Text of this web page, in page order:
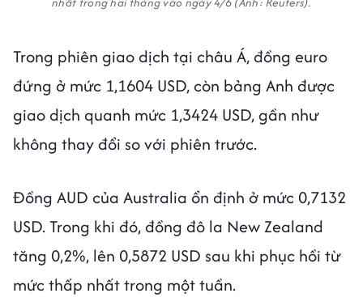
Trong phiên giao dịch tại châu Á, đồng euro
đứng ở mức 1,1604 USD, còn bảng Anh được
giao dịch quanh mức 1,3424 USD, gần như
không thay đổi so với phiên trước.
Đồng AUD của Australia ổn định ở mức 0,7132
USD. Trong khi đó, đồng đô la New Zealand
tăng 0,2%, lên 0,5872 USD sau khi phục hồi từ
mức thấp nhất trong một tuần.